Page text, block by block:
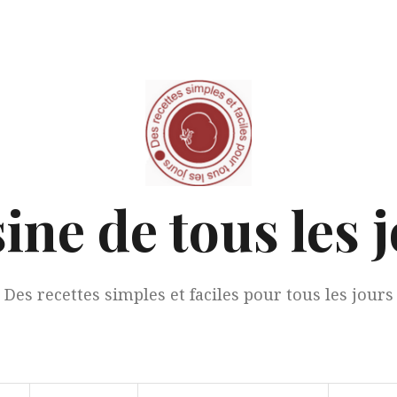
de tous les
Des recettes simples et faciles pour tous les jours